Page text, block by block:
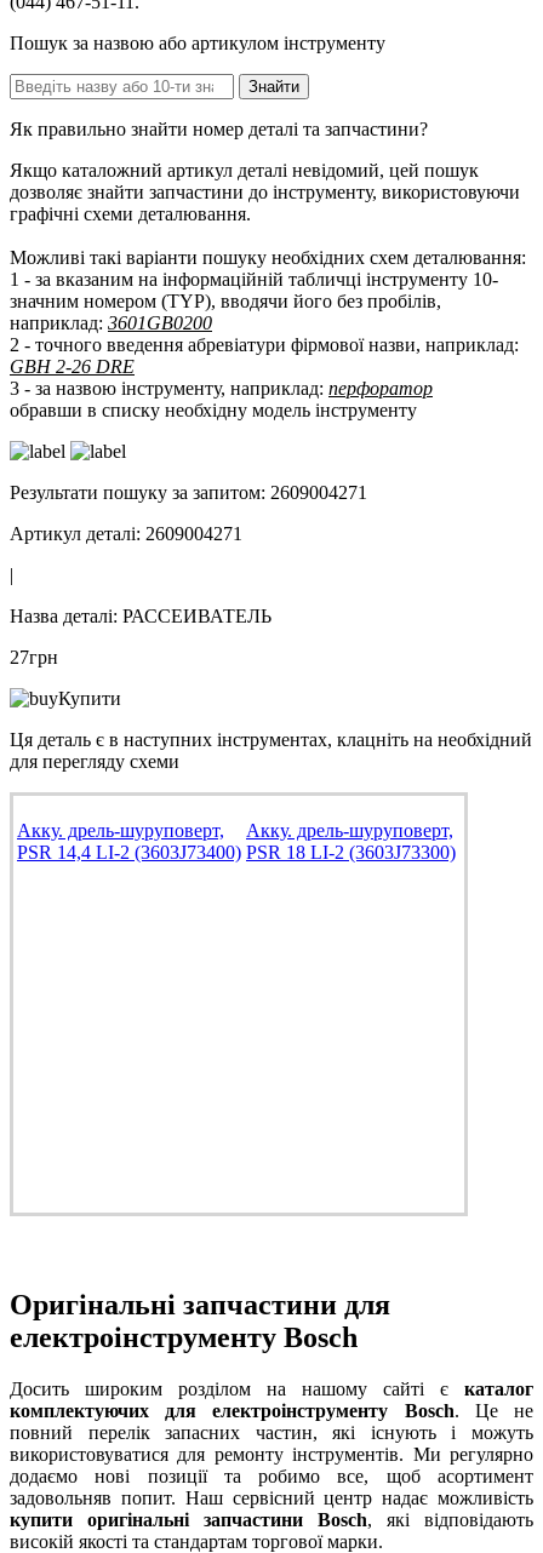
Пошук за назвою або артикулом інструменту
Як правильно знайти номер деталі та запчастини?
Якщо каталожний артикул деталі невідомий, цей пошук
дозволяє знайти запчастини до інструменту, використовуючи
графічні схеми деталювання.
Можливі такі варіанти пошуку необхідних схем деталювання:
1 - за вказаним на інформаційній табличці інструменту 10-
значним номером (TYP), вводячи його без пробілів,
наприклад: 3601GB0200
2 - точного введення абревіатури фірмової назви, наприклад:
GBH 2-26 DRE
3 - за назвою інструменту, наприклад: перфоратор
обравши в списку необхідну модель інструменту
Результати пошуку за запитом: 2609004271
Артикул деталі: 2609004271
|
Назва деталі: РАССЕИВАТЕЛЬ
27грн
Купити
Ця деталь є в наступних інструментах, клацніть на необхідний
для перегляду схеми
Акку. дрель-шуруповерт,
PSR 14,4 LI-2 (3603J73400)
Акку. дрель-шуруповерт,
PSR 18 LI-2 (3603J73300)
Оригінальні запчастини для
електроінструменту Bosch
Досить широким розділом на нашому сайті є каталог
комплектуючих для електроінструменту Bosch. Це не
повний перелік запасних частин, які існують і можуть
використовуватися для ремонту інструментів. Ми регулярно
додаємо нові позиції та робимо все, щоб асортимент
задовольняв попит. Наш сервісний центр надає можливість
купити оригінальні запчастини Bosch, які відповідають
високій якості та стандартам торгової марки.